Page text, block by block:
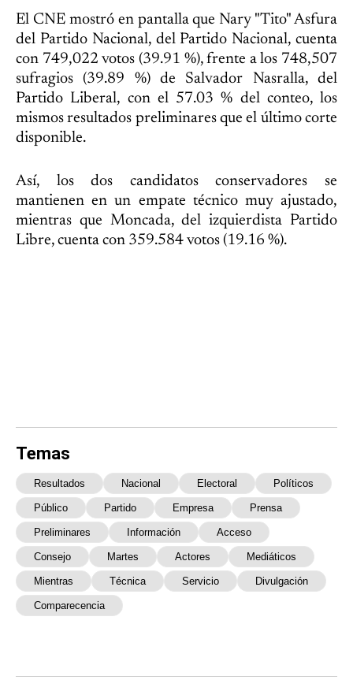
El CNE mostró en pantalla que Nary "Tito" Asfura
del Partido Nacional, del Partido Nacional, cuenta
con 749,022 votos (39.91 %), frente a los 748,507
sufragios (39.89 %) de Salvador Nasralla, del
Partido Liberal, con el 57.03 % del conteo, los
mismos resultados preliminares que el último corte
disponible.
Así, los dos candidatos conservadores se
mantienen en un empate técnico muy ajustado,
mientras que Moncada, del izquierdista Partido
Libre, cuenta con 359.584 votos (19.16 %).
Temas
Resultados Nacional Electoral Políticos
Público Partido Empresa Prensa
Preliminares Información Acceso
Consejo Martes Actores Mediáticos
Mientras Técnica Servicio Divulgación
Comparecencia